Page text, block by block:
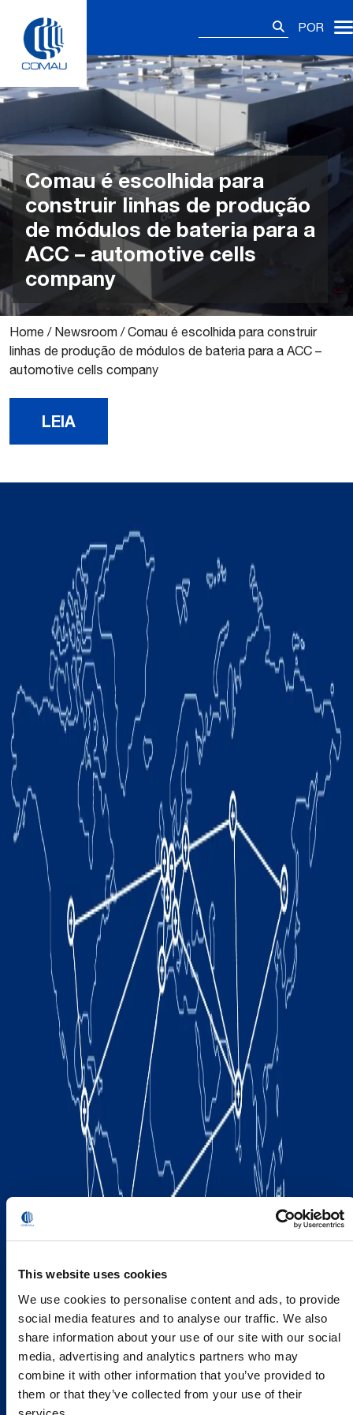
This website uses cookies
We use cookies to personalise content and ads, to provide
social media features and to analyse our traffic. We also
share information about your use of our site with our social
media, advertising and analytics partners who may
combine it with other information that you’ve provided to
them or that they’ve collected from your use of their
content
POR
Comau é escolhida para
construir linhas de produção
de módulos de bateria para a
ACC – automotive cells
company
Home / Newsroom /Comau é escolhida para construir
linhas de produção de módulos de bateria para a ACC –
automotive cells company
LEIA